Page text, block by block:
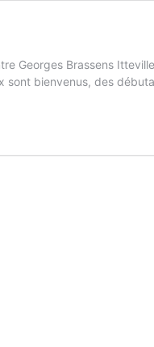
Georges Brassens
sont bienvenus, des